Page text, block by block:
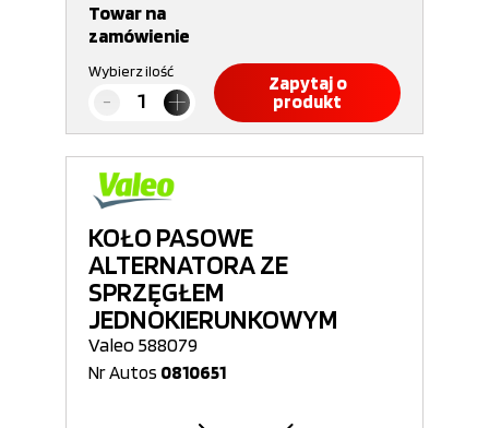
Towar na
zamówienie
Wybierz ilość
Zapytaj o
produkt
KOŁO PASOWE
ALTERNATORA ZE
SPRZĘGŁEM
JEDNOKIERUNKOWYM
Valeo 588079
Nr Autos 0810651